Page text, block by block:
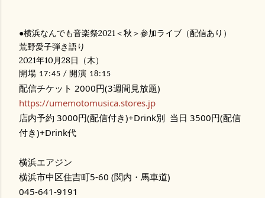
●横浜なんでも音楽祭2021＜秋＞参加ライブ（配信あり）
荒野愛子弾き語り
2021年10月28日 （木）
開場 17:45 / 開演 18:15
https://umemotomusica.stores.jp
店内予約 3000円(配信付き)+Drink別  当日 3500円(配信
付き)+Drink代
横浜エアジン
横浜市中区住吉町5-60 (関内・馬車道)
045-641-9191